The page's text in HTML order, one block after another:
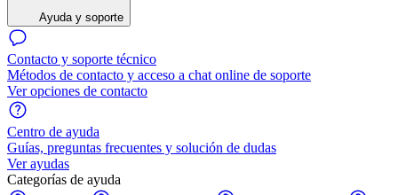
Ayuda y soporte
Contacto y soporte técnico
Métodos de contacto y acceso a chat online de soporte
Ver opciones de contacto
Centro de ayuda
Guías, preguntas frecuentes y solución de dudas
Ver ayudas
Categorías de ayuda